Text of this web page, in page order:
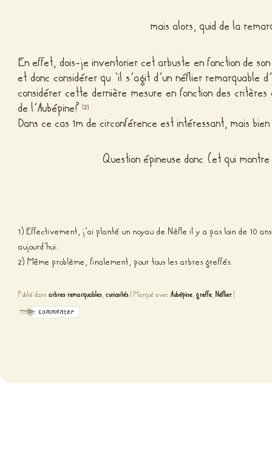
mais alors, quid de la
En effet, dois-je inventorier cet arbuste en fonction de
et donc considérer qu ‘il s’agit d’un néflier remarquable
considérer cette dernière mesure en fonction des
de l’Aubépine?[2]
Dans ce cas 1m de circonférence est intéressant, mais
Question épineuse donc (et qui
1) Effectivement, j’ai planté un noyau de Nèfle il y a pas loin de 10
aujourd’hui.
2) Même problème, finalement, pour tous les arbres greffés.
Publié dans arbres remarquables, curiosités Marqué avec Aubépine, greffe, Néflier